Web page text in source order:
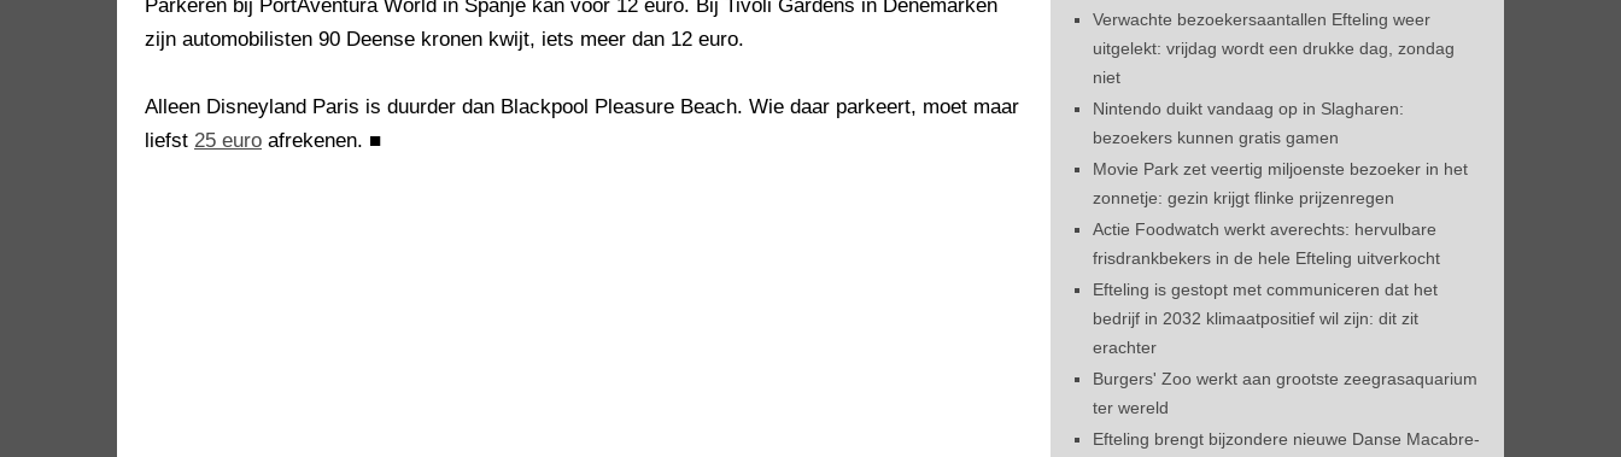
Parkeren bij PortAventura World in Spanje kan voor 12 euro. Bij Tivoli Gardens in Denemarken
zijn automobilisten 90 Deense kronen kwijt, iets meer dan 12 euro.
Alleen Disneyland Paris is duurder dan Blackpool Pleasure Beach. Wie daar parkeert, moet maar
liefst 25 euro afrekenen. ■
Verwachte bezoekersaantallen Efteling weer
uitgelekt: vrijdag wordt een drukke dag, zondag
niet
Nintendo duikt vandaag op in Slagharen:
bezoekers kunnen gratis gamen
Movie Park zet veertig miljoenste bezoeker in het
zonnetje: gezin krijgt flinke prijzenregen
Actie Foodwatch werkt averechts: hervulbare
frisdrankbekers in de hele Efteling uitverkocht
Efteling is gestopt met communiceren dat het
bedrijf in 2032 klimaatpositief wil zijn: dit zit
erachter
Burgers' Zoo werkt aan grootste zeegrasaquarium
ter wereld
Efteling brengt bijzondere nieuwe Danse Macabre-